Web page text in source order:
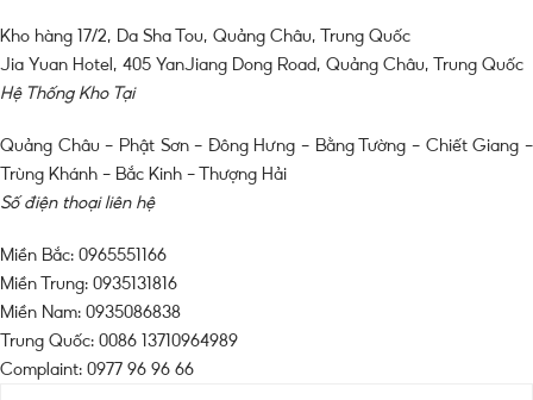
Kho hàng 17/2, Da Sha Tou, Quảng Châu, Trung Quốc
Jia Yuan Hotel, 405 YanJiang Dong Road, Quảng Châu, Trung Quốc
Hệ Thống Kho Tại
Quảng Châu – Phật Sơn – Đông Hưng – Bằng Tường – Chiết Giang –
Trùng Khánh – Bắc Kinh – Thượng Hải
Số điện thoại liên hệ
Miền Bắc: 0965551166
Miền Trung: 0935131816
Miền Nam: 0935086838
Trung Quốc: 0086 13710964989
Complaint: 0977 96 96 66